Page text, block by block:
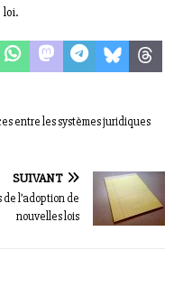
loi.
entre les systèmes juridiques
SUIVANT
l’adoption de
nouvelles lois